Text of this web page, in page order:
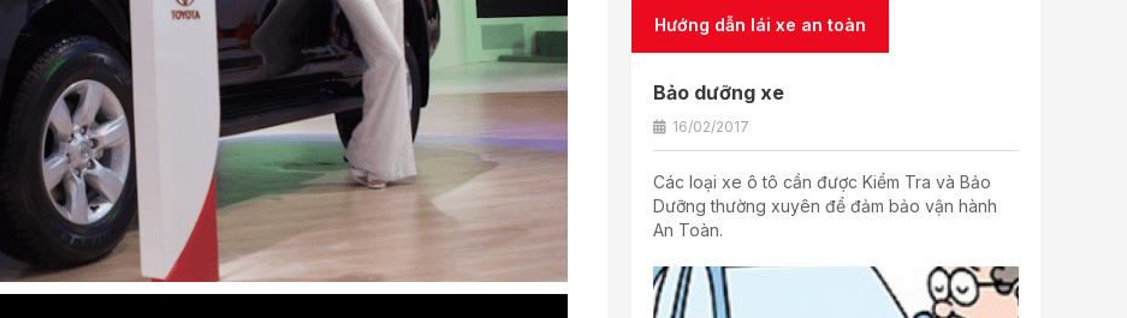
Hướng dẫn lái xe an toàn
Bảo dưỡng xe
16/02/2017
Các loại xe ô tô cần được Kiểm Tra và Bảo
Dưỡng thường xuyên để đảm bảo vận hành
An Toàn.